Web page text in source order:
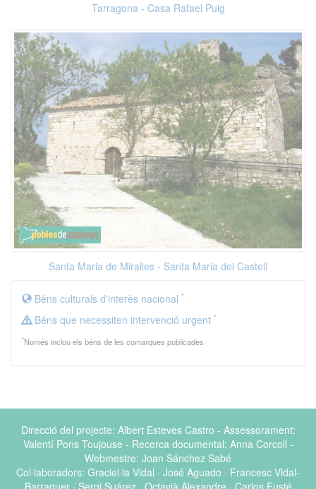
Tarragona - Casa Rafael Puig
Santa Maria de Miralles - Santa Maria del Castell
Béns culturals d'interès nacional *
Béns que necessiten intervenció urgent *
*Només inclou els béns de les comarques publicades
Direcció del projecte: Albert Esteves Castro - Assessorament:
Valentí Pons Toujouse - Recerca documental: Anna Corcoll -
Webmestre: Joan Sánchez Sabé
Col·laboradors: Graciel·la Vidal · José Aguado · Francesc Vidal-
Barraquer · Sergi Suárez · Octavià Alexandre · Carlos Fusté